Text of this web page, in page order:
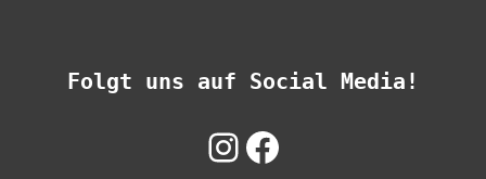
Folgt uns auf Social Media!
Instagram
Facebook